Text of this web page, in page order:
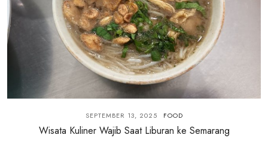
SEPTEMBER 13, 2025 FOOD
Wisata Kuliner Wajib Saat Liburan ke Semarang